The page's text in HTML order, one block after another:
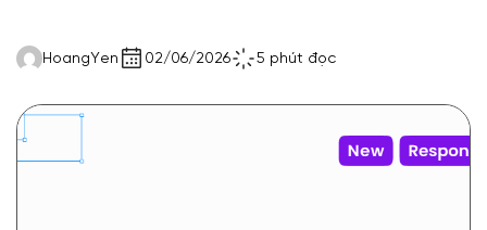
HoangYen 02/06/2026 5 phút đọc